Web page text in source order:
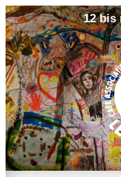
12 bis